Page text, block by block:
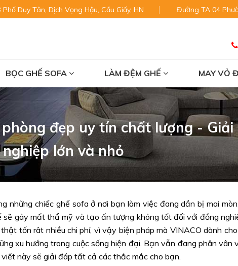
Duy Tân, Dịch Vọng Hậu, Cầu Giấy, HN Đường TA 04
BỌC GHẾ SOFA LÀM ĐỆM GHẾ MAY VỎ
đẹp uy tín chất lượng -
lớn và nhỏ
những chiếc ghế sofa ở nơi bạn làm việc đang dần bị mai
sẽ gây mất thẩ mỹ và tạo ấn tượng không tốt đối với đồng
tốn rât nhiều chi phí, vì vậy biện pháp mà VINACO dành
xu hướng trong cuộc sống hiện đại. Bạn vẫn đang phân vân
này sẽ giải đáp tất cả các thắc mắc cho bạn.